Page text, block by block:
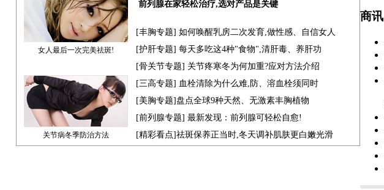
女人最后一次完美祛斑!
前列腺在家轻松治疗,选对产品是关键
[丰胸专题] 如何唤醒乳房二次发育,做性感、自信女人
[护肝专题] 每天多吃这4种"食物",清肝毒、养肝功
[骨关节专题] 关节疼寒冬为何加重?应对方法介绍
关节病冬季防治方法
[三高专题] 血栓清除为什么难,防、溶血栓须同时
[美胸专题]盘点全球9种天然、无激素丰胸植物
[前列腺专题] 最新发现：前列腺可轻松自愈!
[精彩看点]祛斑保养正当时,冬天调补肌肤更白嫩光滑
商讯